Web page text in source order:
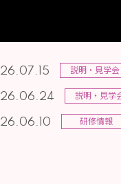
説明・見学会
説明・見学
研修情報